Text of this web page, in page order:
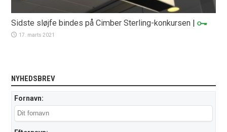
Sidste sløjfe bindes på Cimber Sterling-konkursen |
17. marts 2021
NYHEDSBREV
Fornavn: